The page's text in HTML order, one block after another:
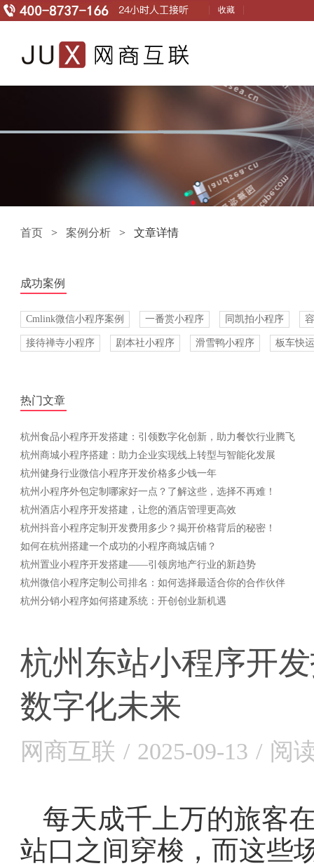
收藏
首页 >案例分析 > 文章详情
成功案例
Cmlink微信小程序案例 一番赏小程序 同凯拍小程序
接待禅寺小程序 剧本社小程序 滑雪鸭小程序 板车快
热门文章
杭州食品小程序开发搭建：引领数字化创新，助力餐饮行业腾飞
杭州商城小程序搭建：助力企业实现线上转型与智能化发展
杭州健身行业微信小程序开发价格多少钱一年
杭州小程序外包定制哪家好一点？了解这些，选择不再难！
杭州酒店小程序开发搭建，让您的酒店管理更高效
杭州抖音小程序定制开发费用多少？揭开价格背后的秘密！
如何在杭州搭建一个成功的小程序商城店铺？
杭州置业小程序开发搭建——引领房地产行业的新趋势
杭州微信小程序定制公司排名：如何选择最适合你的合作伙伴
杭州分销小程序如何搭建系统：开创创业新机遇
杭州东站小程序开
数字化未来
网商互联 / 2025-09-13 / 阅
每天成千上万的旅客
站口之间穿梭，而这些